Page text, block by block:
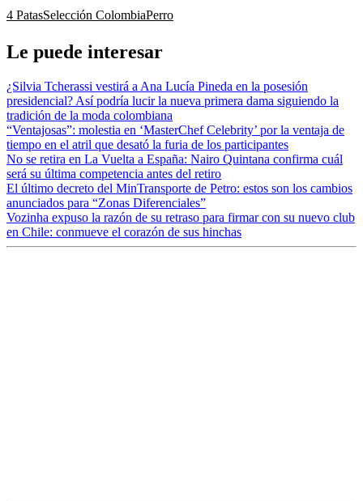
4 PatasSelección ColombiaPerro
Le puede interesar
¿Silvia Tcherassi vestirá a Ana Lucía Pineda en la posesión
presidencial? Así podría lucir la nueva primera dama siguiendo la
tradición de la moda colombiana
“Ventajosas”: molestia en ‘MasterChef Celebrity’ por la ventaja de
tiempo en el atril que desató la furia de los participantes
No se retira en La Vuelta a España: Nairo Quintana confirma cuál
será su última competencia antes del retiro
El último decreto del MinTransporte de Petro: estos son los cambios
anunciados para “Zonas Diferenciales”
Vozinha expuso la razón de su retraso para firmar con su nuevo club
en Chile: conmueve el corazón de sus hinchas